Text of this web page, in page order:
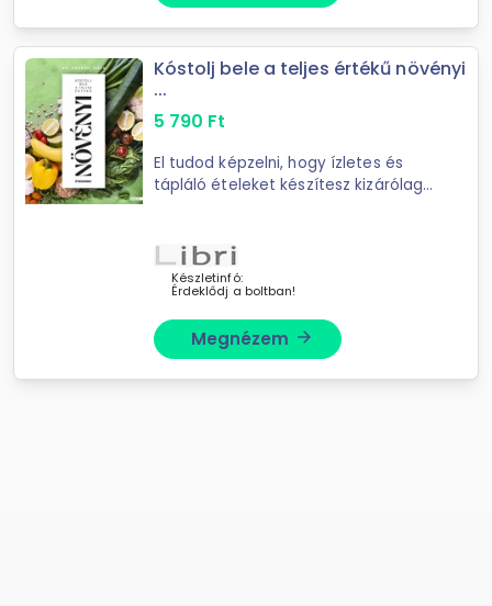
Kóstolj bele a teljes értékű növényi
...
5 790 Ft
El tudod képzelni, hogy ízletes és
tápláló ételeket készítesz kizárólag
érkező, különleges alapanyagokra,
vagy a ...
Készletinfó:
Érdeklődj a boltban!
Megnézem arrow_forward